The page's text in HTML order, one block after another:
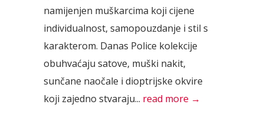
namijenjen muškarcima koji cijene
individualnost, samopouzdanje i stil s
karakterom. Danas Police kolekcije
obuhvaćaju satove, muški nakit,
sunčane naočale i dioptrijske okvire
koji zajedno stvaraju... read more →